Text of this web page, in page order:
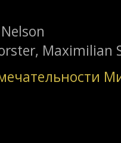
Maximilian